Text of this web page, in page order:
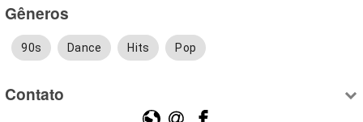
Gêneros
90s Dance Hits Pop
Contato